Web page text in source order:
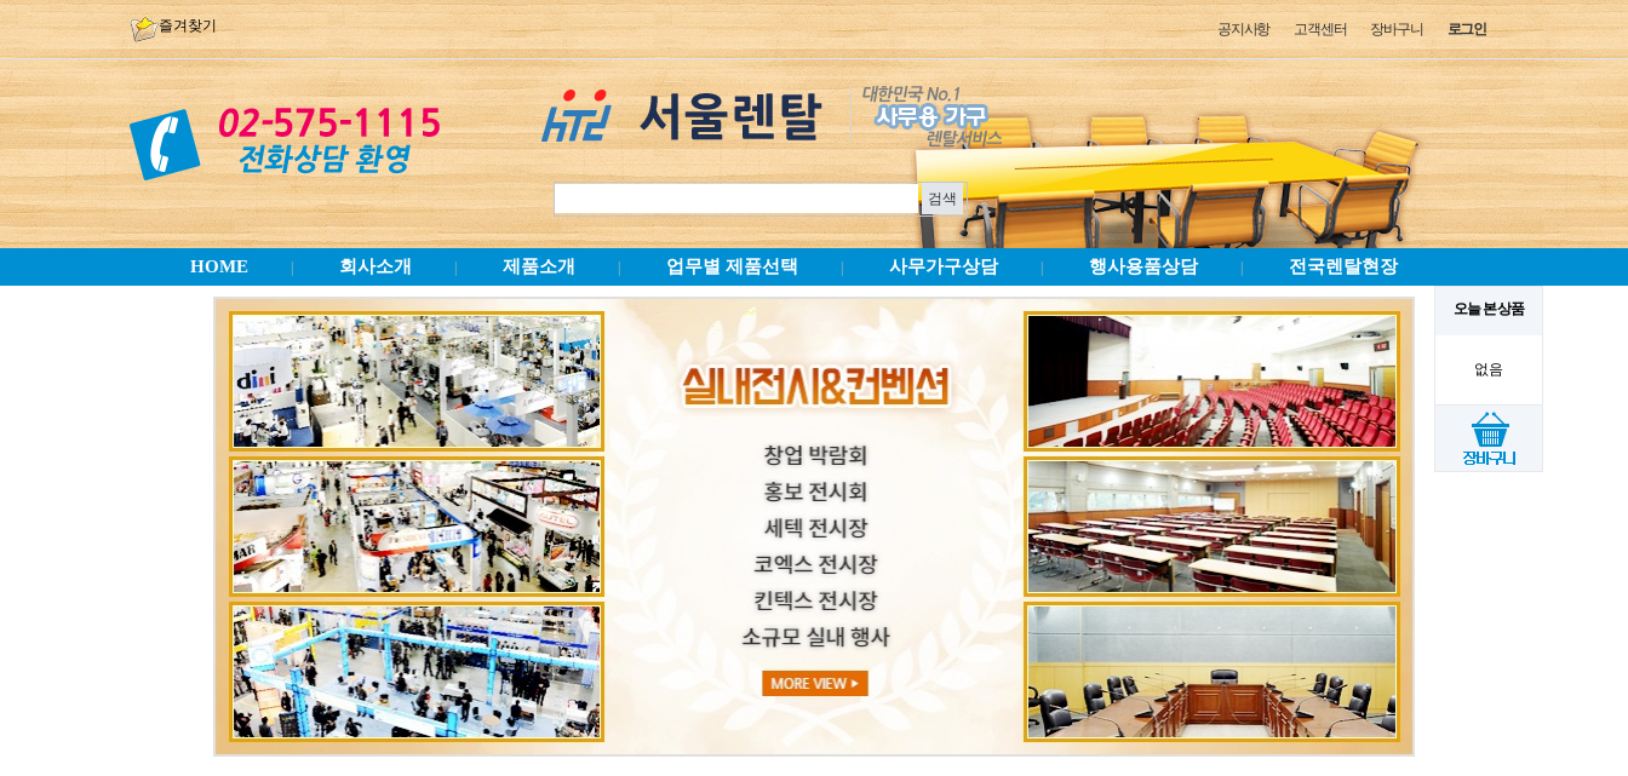
즐겨찾기 로그인
장바구니
고객센터
공지사항
HOME 회사소개 제품소개 업무별 제품선택 사무가구상담 행사용품상담 전국렌탈현장
오늘 본 상품
없음